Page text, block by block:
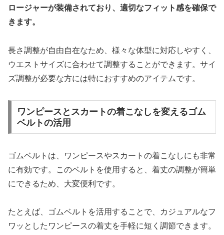
ロージャーが装備されており、適切なフィット感を確保で
きます。
長さ調整が自由自在なため、様々な体型に対応しやすく、
ウエストサイズに合わせて調整することができます。サイ
ズ調整が必要な方には特におすすめのアイテムです。
ワンピースとスカートの着こなしを変えるゴム
ベルトの活用
ゴムベルトは、ワンピースやスカートの着こなしにも非常
に有効です。このベルトを使用すると、着丈の調整が簡単
にできるため、大変便利です。
たとえば、ゴムベルトを活用することで、カジュアルなフ
ワッとしたワンピースの着丈を手軽に短く調節できます。